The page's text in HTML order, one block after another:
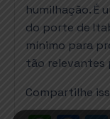
humilhação. É
do porte de
mínimo para
tão relevantes
Compartilhe